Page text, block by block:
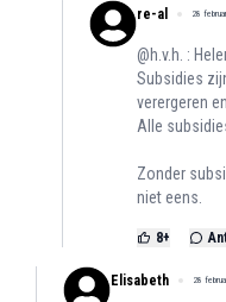
re-al 28
@h.v.h. :
Subsidies
verergeren
Alle
Zonder
niet eens.
8+
Elisabeth 28